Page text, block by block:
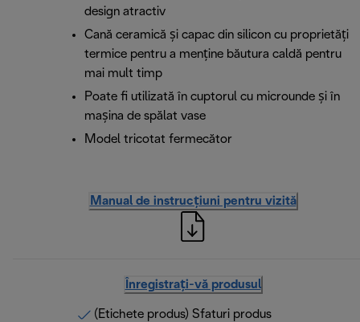
design atractiv
Cană ceramică și capac din silicon cu proprietăți
termice pentru a menține băutura caldă pentru
mai mult timp
Poate fi utilizată în cuptorul cu microunde și în
mașina de spălat vase
Model tricotat fermecător
Manual de instrucțiuni pentru vizită
Înregistrați-vă produsul
(Etichete produs) Sfaturi produs